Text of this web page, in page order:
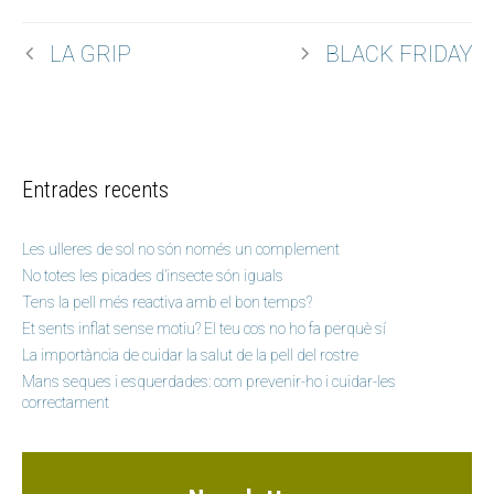
LA GRIP BLACK FRIDAY
Entrades recents
Les ulleres de sol no són només un complement
No totes les picades d’insecte són iguals
Tens la pell més reactiva amb el bon temps?
Et sents inflat sense motiu? El teu cos no ho fa perquè sí
La importància de cuidar la salut de la pell del rostre
Mans seques i esquerdades: com prevenir-ho i cuidar-les
correctament